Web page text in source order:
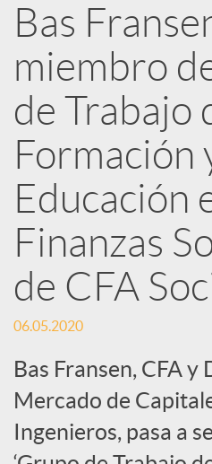
b
l
i
c
a
d
o
r
Bas
miembro
de Trabajo
Formación
Educación
Finanzas
de CFA
06.05.2020
Bas Fransen, CFA y
Mercado de
Ingenieros, pasa a